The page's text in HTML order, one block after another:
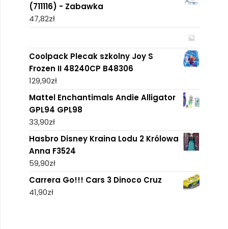
(711116) - Zabawka
47,82zł
Coolpack Plecak szkolny Joy S
Frozen II 48240CP B48306
129,90zł
Mattel Enchantimals Andie Alligator
GPL94 GPL98
33,90zł
Hasbro Disney Kraina Lodu 2 Królowa
Anna F3524
59,90zł
Carrera Go!!! Cars 3 Dinoco Cruz
41,90zł